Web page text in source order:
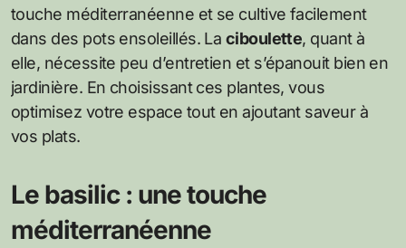
touche méditerranéenne et se cultive facilement
dans des pots ensoleillés. La ciboulette, quant à
elle, nécessite peu d’entretien et s’épanouit bien en
jardinière. En choisissant ces plantes, vous
optimisez votre espace tout en ajoutant saveur à
vos plats.
Le basilic : une touche
méditerranéenne